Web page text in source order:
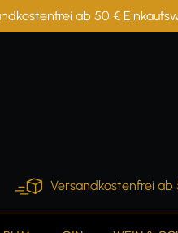
ab 50 €
Versandkostenfrei ab